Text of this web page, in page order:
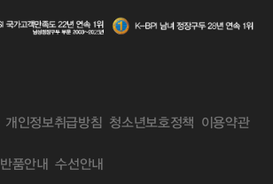
개인정보취급방침 청소년보호정책 이용약관
반품안내 수선안내